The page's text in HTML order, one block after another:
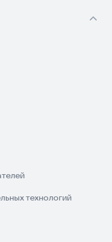
технологий